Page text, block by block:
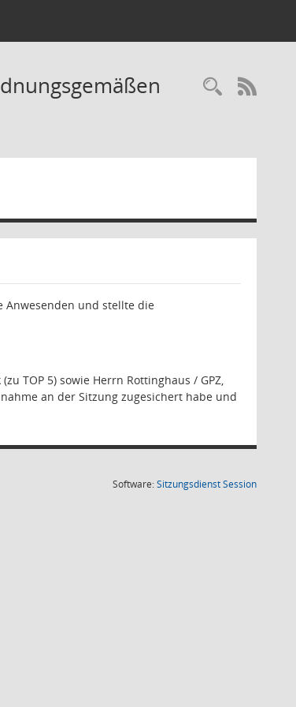
Anwesenden und stellte die
TOP 5) sowie Herrn Rottinghaus / GPZ,
an der Sitzung zugesichert habe und
Software:SitzungsdienstSession(Wird in